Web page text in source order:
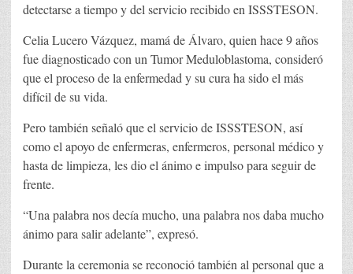
detectarse a tiempo y del servicio recibido en ISSSTESON.
Celia Lucero Vázquez, mamá de Álvaro, quien hace 9 años
fue diagnosticado con un Tumor Meduloblastoma, consideró
que el proceso de la enfermedad y su cura ha sido el más
difícil de su vida.
Pero también señaló que el servicio de ISSSTESON, así
como el apoyo de enfermeras, enfermeros, personal médico y
hasta de limpieza, les dio el ánimo e impulso para seguir de
frente.
“Una palabra nos decía mucho, una palabra nos daba mucho
ánimo para salir adelante”, expresó.
Durante la ceremonia se reconoció también al personal que a